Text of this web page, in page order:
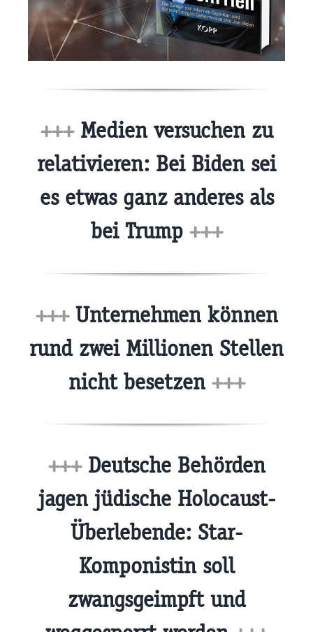
+++Medien versuchen zu
relativieren: Bei Biden sei
es etwas ganz anderes als
bei Trump +++
+++Unternehmen können
rund zwei Millionen Stellen
nicht besetzen +++
+++Deutsche Behörden
jagen jüdische Holocaust-
Überlebende: Star-
Komponistin soll
zwangsgeimpft und